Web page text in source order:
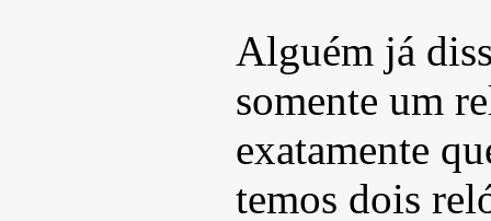
Alguém já
somente um
exatamente
temos dois